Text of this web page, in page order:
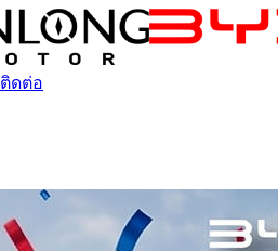
ติดต่อ